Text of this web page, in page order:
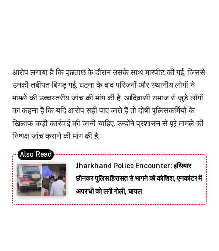
आरोप लगाया है कि पूछताछ के दौरान उसके साथ मारपीट की गई, जिससे
उनकी तबीयत बिगड़ गई. घटना के बाद परिजनों और स्थानीय लोगों ने
मामले की उच्चस्तरीय जांच की मांग की है. आदिवासी समाज से जुड़े लोगों
का कहना है कि यदि आरोप सही पाए जाते हैं तो दोषी पुलिसकर्मियों के
खिलाफ कड़ी कार्रवाई की जानी चाहिए. उन्होंने प्रशासन से पूरे मामले की
निष्पक्ष जांच कराने की मांग की है.
Jharkhand Police Encounter: हथियार
छीनकर पुलिस हिरासत से भागने की कोशिश, एनकांटर में
अपराधी को लगी गोली, घायल